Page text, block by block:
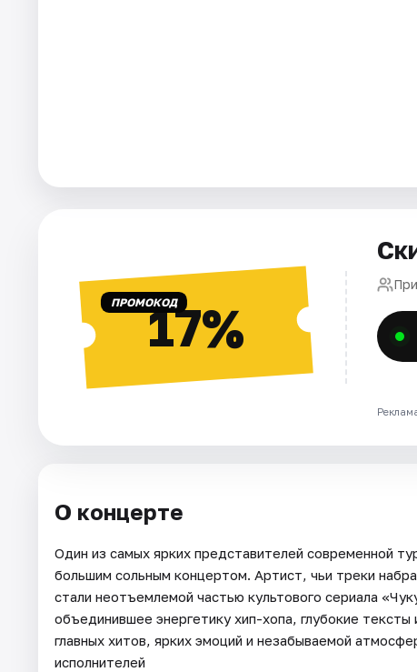
ПРОМОКОД17%
О концерте
Один из самых ярких представителей современной
большим сольным концертом. Артист, чьи треки
стали неотъемлемой частью культового сериала
объединившее энергетику хип-хопа, глубокие
главных хитов, ярких эмоций и незабываемой
исполнителей